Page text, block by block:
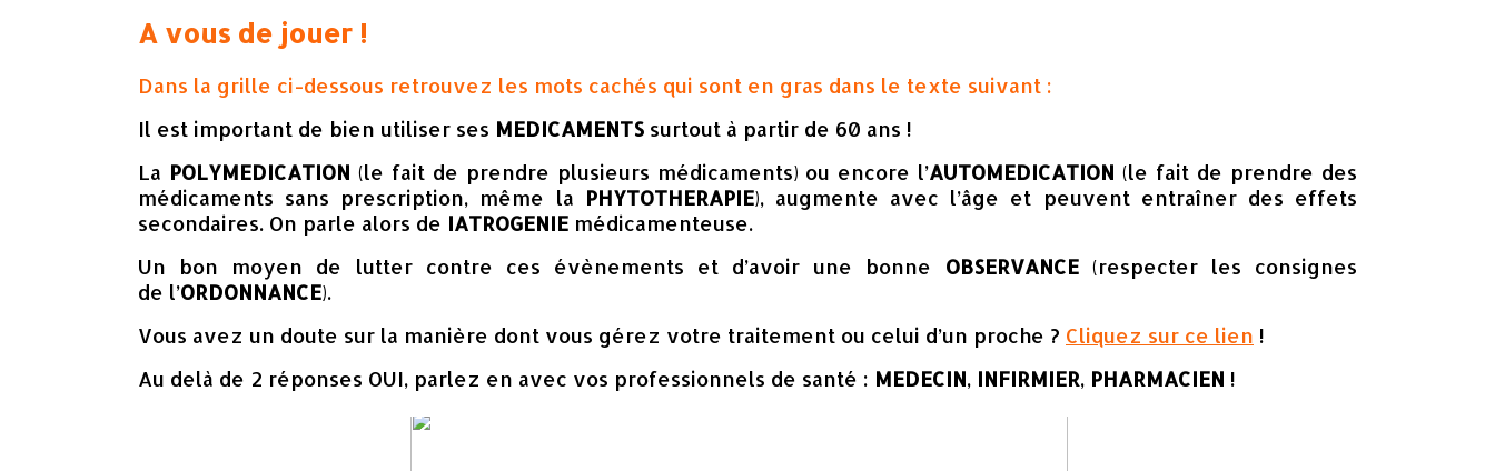
A vous de jouer !
Dans la grille ci-dessous retrouvez les mots cachés qui sont en gras dans le texte suivant :
Il est important de bien utiliser ses MEDICAMENTS surtout à partir de 60 ans !
La POLYMEDICATION (le fait de prendre plusieurs médicaments) ou encore l’AUTOMEDICATION (le fait de prendre des
médicaments sans prescription, même la PHYTOTHERAPIE), augmente avec l’âge et peuvent entraîner des effets
secondaires. On parle alors de IATROGENIE médicamenteuse.
Un bon moyen de lutter contre ces évènements et d’avoir une bonne OBSERVANCE(respecter les consignes
de l’ORDONNANCE).
Vous avez un doute sur la manière dont vous gérez votre traitement ou celui d’un proche ? Cliquez sur ce lien !
Au delà de 2 réponses OUI, parlez en avec vos professionnels de santé : MEDECIN, INFIRMIER, PHARMACIEN !